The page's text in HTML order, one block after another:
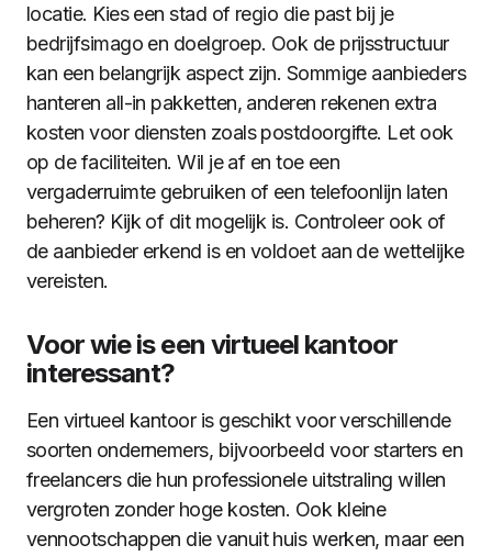
locatie. Kies een stad of regio die past bij je
bedrijfsimago en doelgroep. Ook de prijsstructuur
kan een belangrijk aspect zijn. Sommige aanbieders
hanteren all-in pakketten, anderen rekenen extra
kosten voor diensten zoals postdoorgifte. Let ook
op de faciliteiten. Wil je af en toe een
vergaderruimte gebruiken of een telefoonlijn laten
beheren? Kijk of dit mogelijk is. Controleer ook of
de aanbieder erkend is en voldoet aan de wettelijke
vereisten.
Voor wie is een virtueel kantoor
interessant?
Een virtueel kantoor is geschikt voor verschillende
soorten ondernemers, bijvoorbeeld voor starters en
freelancers die hun professionele uitstraling willen
vergroten zonder hoge kosten. Ook kleine
vennootschappen die vanuit huis werken, maar een